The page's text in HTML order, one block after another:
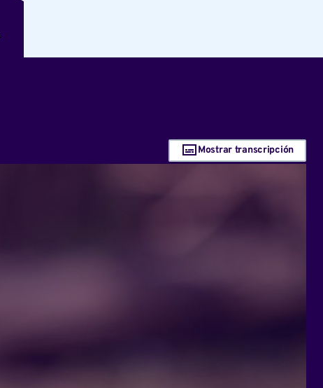
Mostrar transcripción